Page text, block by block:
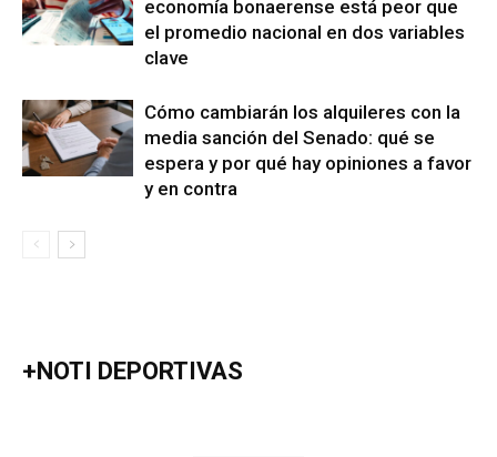
economía bonaerense está peor que
el promedio nacional en dos variables
clave
Cómo cambiarán los alquileres con la
media sanción del Senado: qué se
espera y por qué hay opiniones a favor
y en contra
+NOTI DEPORTIVAS